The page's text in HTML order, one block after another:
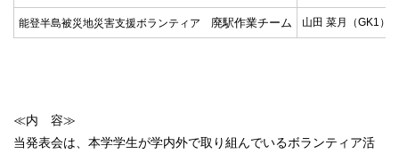
能登半島被災地災害支援ボランティア 廃駅作業チーム 山田 菜月（GK1）
≪内 容≫
当発表会は、本学学生が学内外で取り組んでいるボランティア活